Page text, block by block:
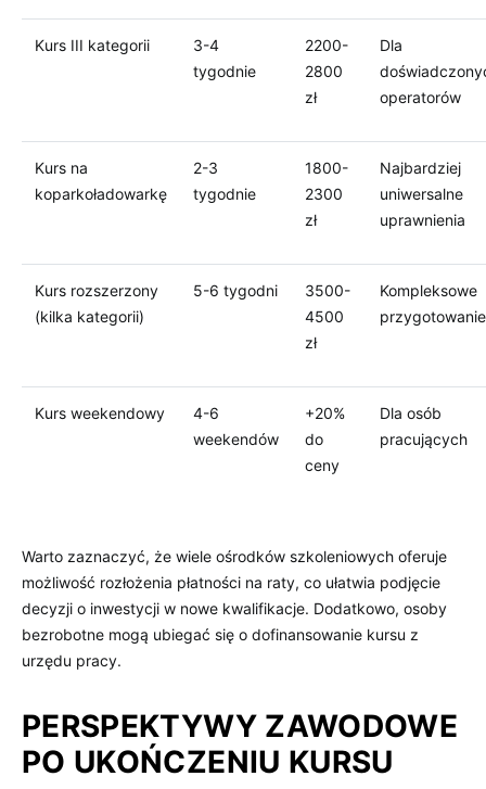
Kurs III kategorii
3-4
tygodnie
2200-
2800
zł
Dla
operatorów
Kurs na
koparkoładowarkę
2-3
tygodnie
1800-
2300
zł
Najbardziej
uniwersalne
uprawnienia
Kurs rozszerzony
(kilka kategorii)
5-6 tygodni
3500-
4500
zł
Kompleksowe
przygotowanie
Kurs weekendowy
4-6
weekendów
+20%
do
ceny
Dla osób
pracujących
Warto zaznaczyć, że wiele ośrodków szkoleniowych oferuje
możliwość rozłożenia płatności na raty, co ułatwia podjęcie
decyzji o inwestycji w nowe kwalifikacje. Dodatkowo, osoby
bezrobotne mogą ubiegać się o dofinansowanie kursu z
urzędu pracy.
PERSPEKTYWY ZAWODOWE
PO UKOŃCZENIU KURSU